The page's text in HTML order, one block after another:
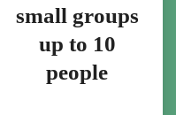
small groups
up to 10
people